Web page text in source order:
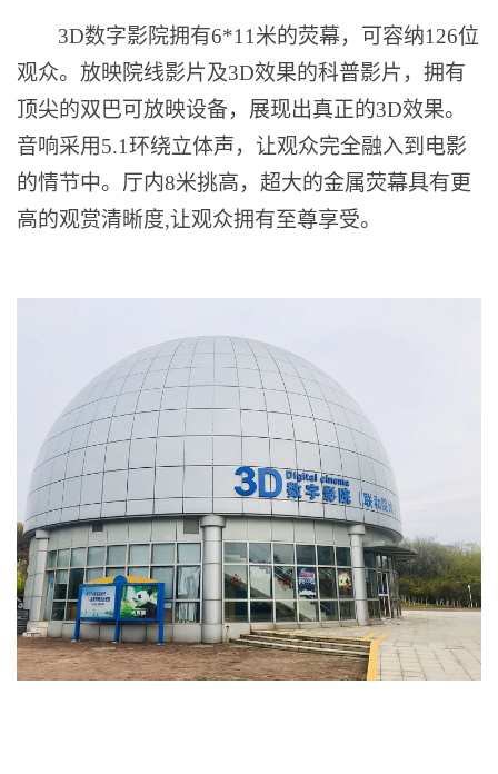
3D数字影院拥有6*11米的荧幕，可容纳126位
观众。放映院线影片及3D效果的科普影片，拥有
顶尖的双巴可放映设备，展现出真正的3D效果。
音响采用5.1环绕立体声，让观众完全融入到电影
的情节中。厅内8米挑高，超大的金属荧幕具有更
高的观赏清晰度,让观众拥有至尊享受。